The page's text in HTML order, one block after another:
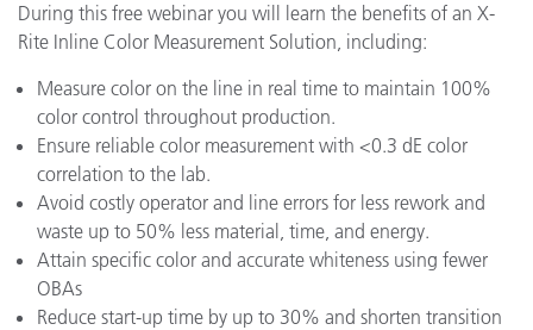
During this free webinar you will learn the benefits of an X-
Rite Inline Color Measurement Solution, including:
Measure color on the line in real time to maintain 100%
color control throughout production.
Ensure reliable color measurement with <0.3 dE color
correlation to the lab.
Avoid costly operator and line errors for less rework and
waste up to 50% less material, time, and energy.
Attain specific color and accurate whiteness using fewer
OBAs
Reduce start-up time by up to 30% and shorten transition